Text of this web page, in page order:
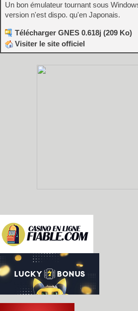
Un bon émulateur tournant sous
version n'est dispo. qu'en Japonais.
Télécharger GNES 0.618j (209 Ko)
Visiter le site officiel